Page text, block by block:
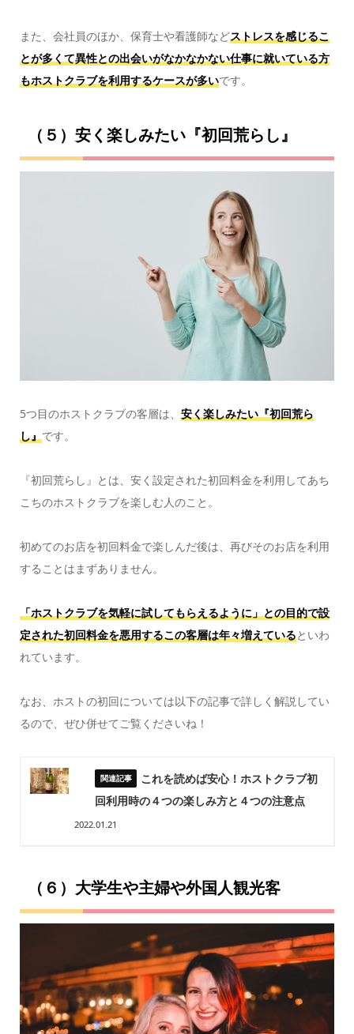
また、会社員のほか、保育士や看護師などストレスを感じるこ
とが多くて異性との出会いがなかなかない仕事に就いている方
もホストクラブを利用するケースが多いです。
（５）安く楽しみたい『初回荒らし』
5つ目のホストクラブの客層は、 安く楽しみたい『初回荒ら
し』です。
『初回荒らし』とは、安く設定された初回料金を利用してあち
こちのホストクラブを楽しむ人のこと。
初めてのお店を初回料金で楽しんだ後は、再びそのお店を利用
することはまずありません。
「ホストクラブを気軽に試してもらえるように」との目的で設
定された初回料金を悪用するこの客層は年々増えているといわ
れています。
なお、ホストの初回については以下の記事で詳しく解説してい
るので、ぜひ併せてご覧くださいね！
これを読めば安心！ホストクラブ初
回利用時の４つの楽しみ方と４つの注意点
2022.01.21
（６）大学生や主婦や外国人観光客